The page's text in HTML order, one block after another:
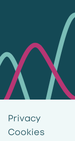
Privacy
Cookies